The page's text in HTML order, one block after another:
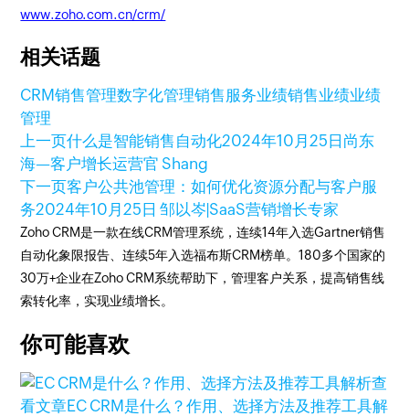
www.zoho.com.cn/crm/
相关话题
CRM销售管理数字化管理销售服务业绩销售业绩业绩
管理
上一页什么是智能销售自动化2024年10月25日 尚东
海—客户增长运营官 Shang
下一页客户公共池管理：如何优化资源分配与客户服
务2024年10月25日 邹以岑|SaaS营销增长专家
Zoho CRM是一款在线CRM管理系统，连续14年入选Gartner销售
自动化象限报告、连续5年入选福布斯CRM榜单。180多个国家的
30万+企业在Zoho CRM系统帮助下，管理客户关系，提高销售线
索转化率，实现业绩增长。
你可能喜欢
查
看文章EC CRM是什么？作用、选择方法及推荐工具解